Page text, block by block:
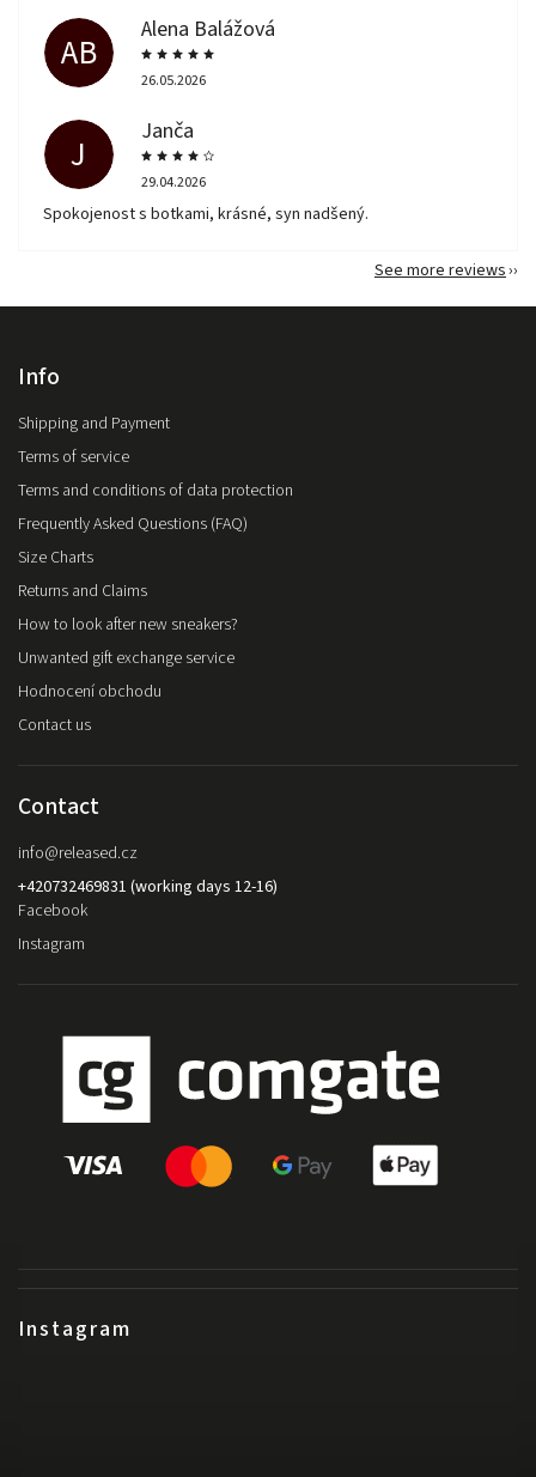
AB
Alena Balážová
26.05.2026
J
Janča
29.04.2026
Spokojenost s botkami, krásné, syn nadšený.
See more reviews
Instagram
Info
Shipping and Payment
Terms of service
Terms and conditions of data protection
Frequently Asked Questions (FAQ)
Size Charts
Returns and Claims
How to look after new sneakers?
Unwanted gift exchange service
Hodnocení obchodu
Contact us
Contact
info@released.cz
+420732469831 (working days 12-16)
Facebook
Instagram